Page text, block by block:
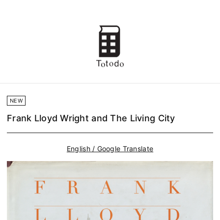
NEW
Frank Lloyd Wright and The Living City
English / Google Translate